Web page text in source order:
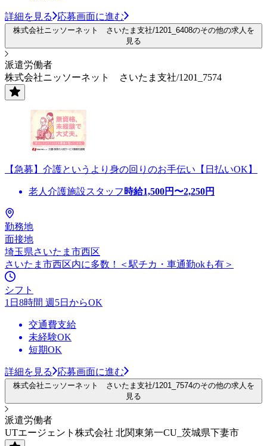
詳細を見る 応募画面に進む
株式会社ニッソーネット さいたま支社/1201_6408のその他の求人を
見る
派遣労働者
株式会社ニッソーネット さいたま支社/1201_7574
【急募】介護というより身の回りのお手伝い【日払いOK】
老人介護施設スタッフ 時給1,500円〜2,250円
勤務地
面接地
埼玉県さいたま市西区
さいたま市西区内に多数！＜駅チカ・車通勤okも有＞
シフト
1日8時間 週5日からOK
交通費支給
未経験OK
短期OK
詳細を見る 応募画面に進む
株式会社ニッソーネット さいたま支社/1201_7574のその他の求人を
見る
派遣労働者
UTエージェント株式会社 北関東第一CU_茨城県下妻市